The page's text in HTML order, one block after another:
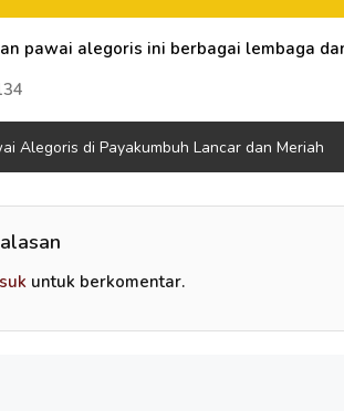
pawai alegoris ini berbagai lembaga
Alegoris di Payakumbuh Lancar dan Meriah
untuk berkomentar.